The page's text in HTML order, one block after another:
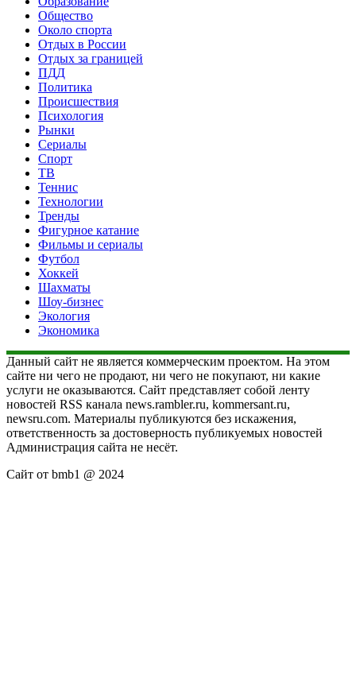
Общество
Около спорта
Отдых в России
Отдых за границей
ПДД
Политика
Происшествия
Психология
Рынки
Сериалы
Спорт
ТВ
Теннис
Технологии
Тренды
Фигурное катание
Фильмы и сериалы
Футбол
Хоккей
Шахматы
Шоу-бизнес
Экология
Экономика
Данный сайт не является коммерческим проектом. На этом
сайте ни чего не продают, ни чего не покупают, ни какие
услуги не оказываются. Сайт представляет собой ленту
новостей RSS канала news.rambler.ru, kommersant.ru,
newsru.com. Материалы публикуются без искажения,
ответственность за достоверность публикуемых новостей
Администрация сайта не несёт.
Сайт от bmb1 @ 2024